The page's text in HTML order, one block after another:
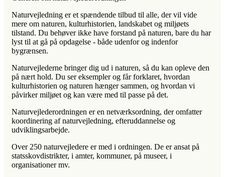
Naturvejledning er et spændende tilbud til alle, der vil vide
mere om naturen, kulturhistorien, landskabet og miljøets
tilstand. Du behøver ikke have forstand på naturen, bare du har
lyst til at gå på opdagelse - både udenfor og indenfor
bygrænsen.
Naturvejlederne bringer dig ud i naturen, så du kan opleve den
på nært hold. Du ser eksempler og får forklaret, hvordan
kulturhistorien og naturen hænger sammen, og hvordan vi
påvirker miljøet og kan være med til passe på det.
Naturvejlederordningen er en netværksordning, der omfatter
koordinering af naturvejledning, efteruddannelse og
udviklingsarbejde.
Over 250 naturvejledere er med i ordningen. De er ansat på
statsskovdistrikter, i amter, kommuner, på museer, i
organisationer mv.